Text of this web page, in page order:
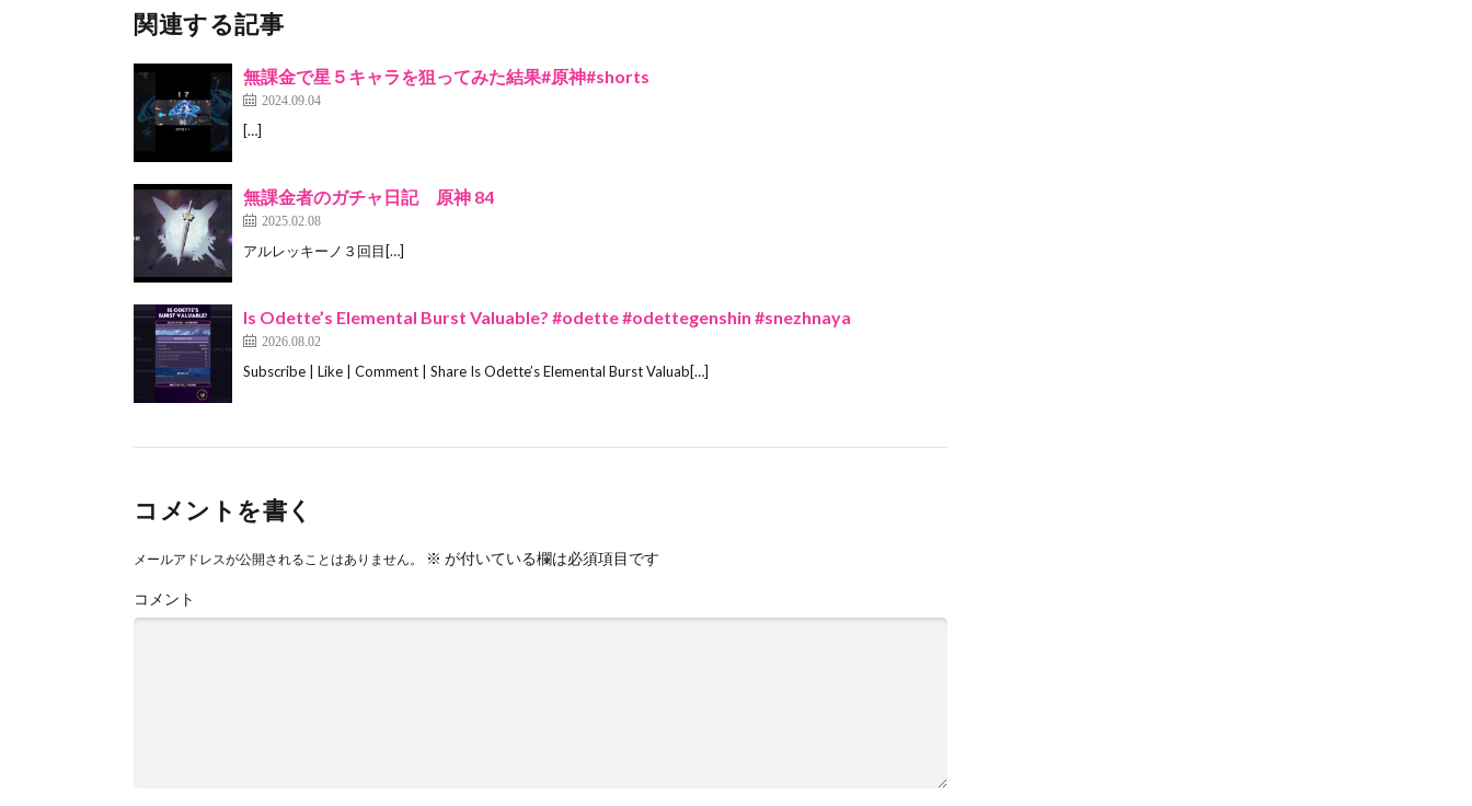
関連する記事
無課金で星５キャラを狙ってみた結果#原神#shorts
2024.09.04
[…]
無課金者のガチャ日記 原神 84
2025.02.08
アルレッキーノ３回目[…]
Is Odette’s Elemental Burst Valuable? #odette #odettegenshin #snezhnaya
2026.08.02
Subscribe | Like | Comment | Share Is Odette’s Elemental Burst Valuab[…]
コメントを書く
メールアドレスが公開されることはありません。 ※ が付いている欄は必須項目です
コメント